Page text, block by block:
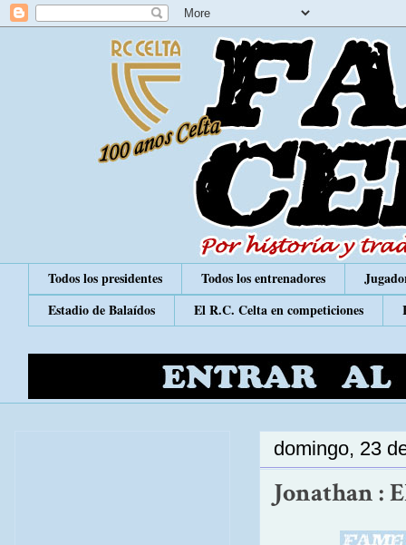
Todos los presidentes Todos los entrenadores
Estadio de Balaídos
El R.C. Celta en competiciones
domingo, 23
Jonathan :